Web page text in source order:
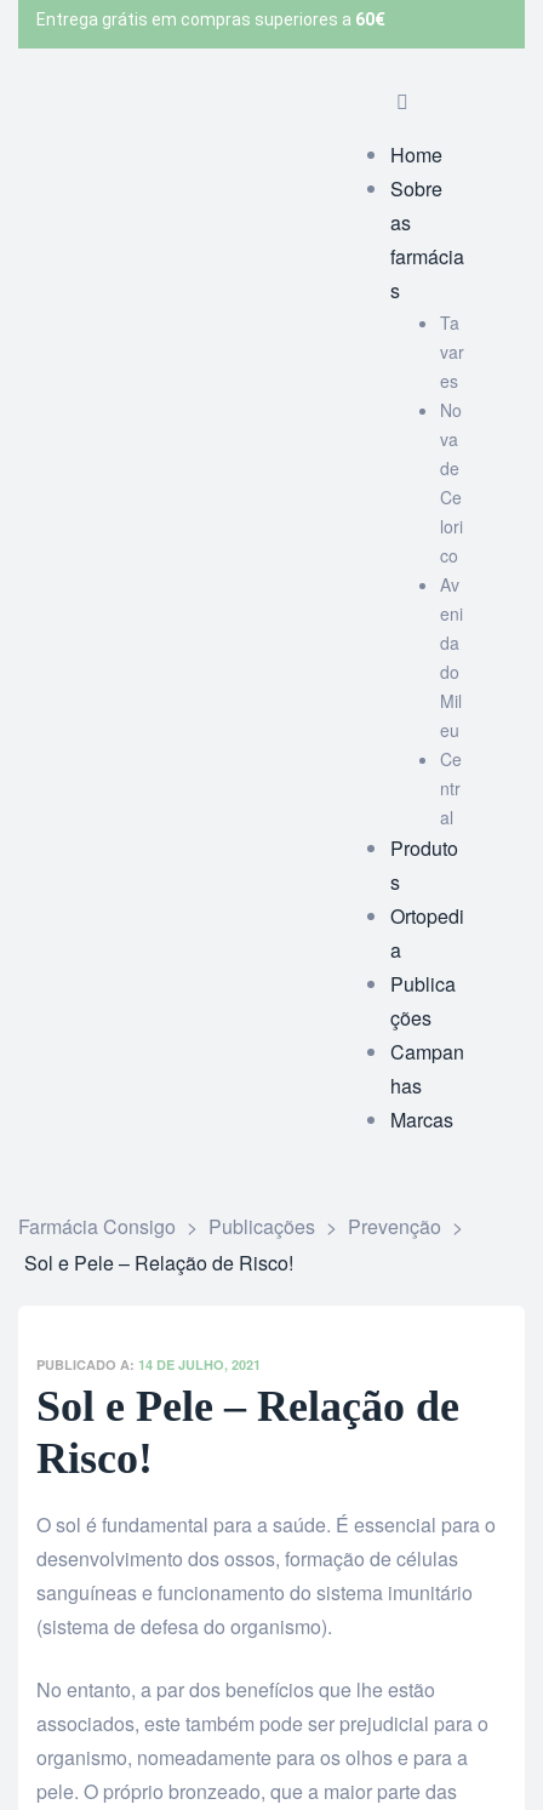
Entrega grátis em compras superiores a 60€
Home
Sobre
as
farmácia
s
Ta
var
es
No
va
de
Ce
lori
co
Av
eni
da
do
Mil
eu
Ce
ntr
al
Produto
s
Ortopedi
a
Publica
ções
Campan
has
Marcas
Farmácia Consigo > Publicações > Prevenção >
Sol e Pele – Relação de Risco!
PUBLICADO A: 14 DE JULHO, 2021
Sol e Pele – Relação de
Risco!
O sol é fundamental para a saúde. É essencial para o
desenvolvimento dos ossos, formação de células
sanguíneas e funcionamento do sistema imunitário
(sistema de defesa do organismo).
No entanto, a par dos benefícios que lhe estão
associados, este também pode ser prejudicial para o
organismo, nomeadamente para os olhos e para a
pele. O próprio bronzeado, que a maior parte das